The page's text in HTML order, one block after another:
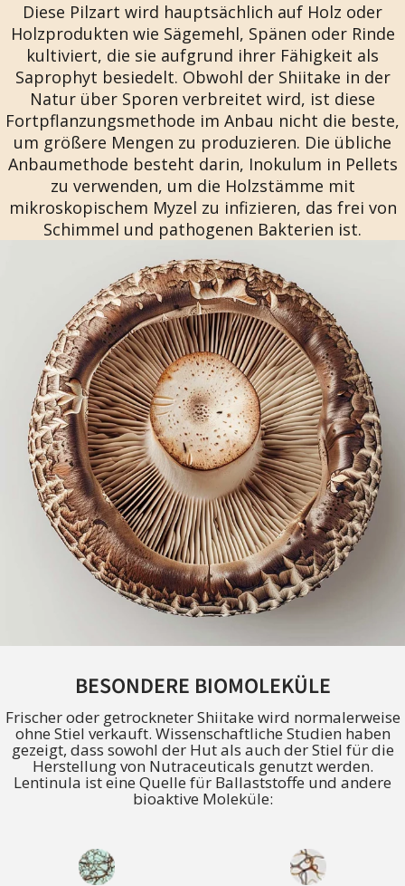
Diese Pilzart wird hauptsächlich auf Holz oder
Holzprodukten wie Sägemehl, Spänen oder Rinde
kultiviert, die sie aufgrund ihrer Fähigkeit als
Saprophyt besiedelt. Obwohl der Shiitake in der
Natur über Sporen verbreitet wird, ist diese
Fortpflanzungsmethode im Anbau nicht die beste,
um größere Mengen zu produzieren. Die übliche
Anbaumethode besteht darin, Inokulum in Pellets
zu verwenden, um die Holzstämme mit
mikroskopischem Myzel zu infizieren, das frei von
Schimmel und pathogenen Bakterien ist.
BESONDERE BIOMOLEKÜLE
Frischer oder getrockneter Shiitake wird normalerweise
ohne Stiel verkauft. Wissenschaftliche Studien haben
gezeigt, dass sowohl der Hut als auch der Stiel für die
Herstellung von Nutraceuticals genutzt werden.
Lentinula ist eine Quelle für Ballaststoffe und andere
bioaktive Moleküle: